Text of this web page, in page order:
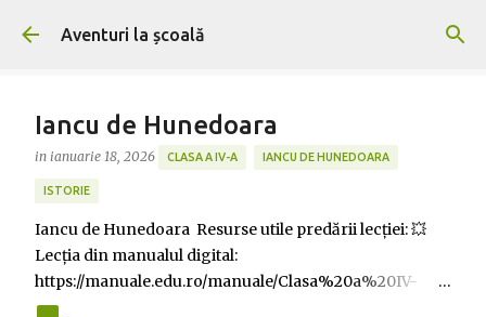
Treceți la conținutul principal
Aventuri la școală
Iancu de Hunedoara
in ianuarie 18, 2026 CLASA A IV-A IANCU DE HUNEDOARA
ISTORIE
Iancu de Hunedoara Resurse utile predării lecției: 💥
Lecția din manualul digital:
https://manuale.edu.ro/manuale/Clasa%20a%20IV-
a/Istorie/Uy5DLiBBUlQgS0xFVFQg/#book/u02-60-61